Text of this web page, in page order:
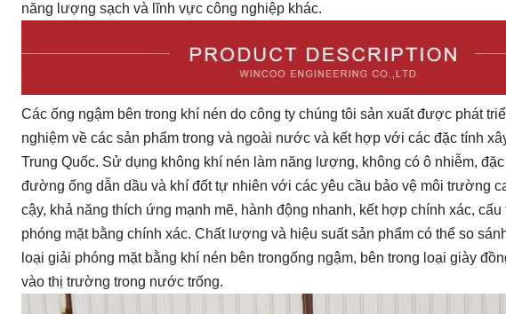
năng lượng sạch và lĩnh vực công nghiệp khác.
Các ống ngậm bên trong khí nén do công ty chúng tôi sản xuất được phát
nghiệm về các sản phẩm trong và ngoài nước và kết hợp với các đặc tính
Trung Quốc. Sử dụng không khí nén làm năng lượng, không có ô nhiễm,
đường ống dẫn dầu và khí đốt tự nhiên với các yêu cầu bảo vệ môi trường
cậy, khả năng thích ứng mạnh mẽ, hành động nhanh, kết hợp chính xác,
phóng mặt bằng chính xác. Chất lượng và hiệu suất sản phẩm có thể so
loại giải phóng mặt bằng khí nén bên trongống ngậm, bên trong loại giày
vào thị trường trong nước trống.